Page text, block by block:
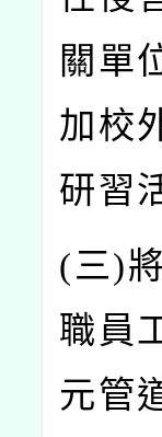
關單
加校
研習
(三)
職員
元管